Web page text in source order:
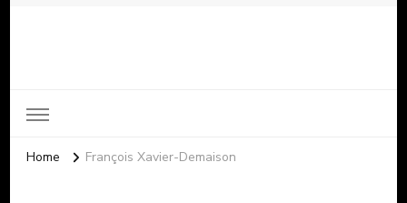
Home François Xavier-Demaison